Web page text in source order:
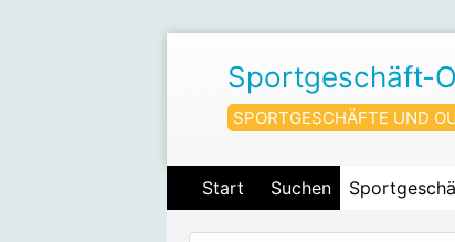
Sportgeschäft-
SPORTGESCHÄFTE UND
Start Suchen